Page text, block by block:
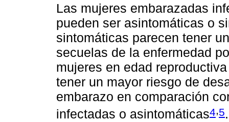
Las mujeres embarazadas
pueden ser asintomáticas o
sintomáticas parecen tener
secuelas de la enfermedad
mujeres en edad
tener un mayor riesgo de
embarazo en comparación
infectadas o asintomáticas4,5.